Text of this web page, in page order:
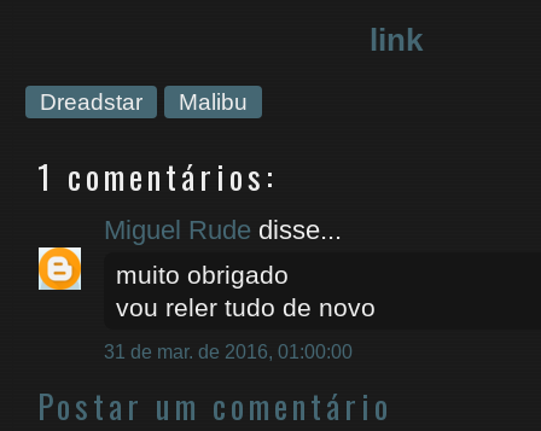
link
Dreadstar Malibu
1 comentários:
Miguel Rude disse...
muito obrigado
vou reler tudo de novo
31 de mar. de 2016, 01:00:00
Postar um comentário